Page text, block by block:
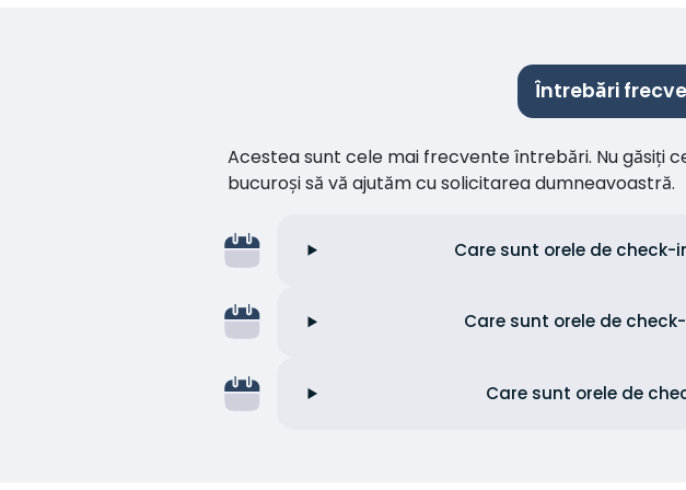
Întrebări
Acestea sunt cele mai frecvente întrebări. Nu găsiți
bucuroși să vă ajutăm cu solicitarea dumneavoastră.
Care sunt orele de check-
Care sunt orele de
Care sunt orele de